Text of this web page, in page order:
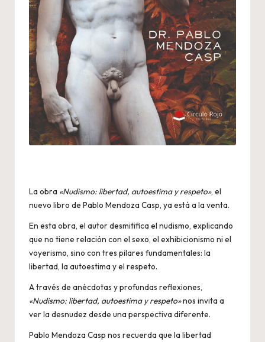
La obra «Nudismo: libertad, autoestima y respeto», el
nuevo libro de Pablo Mendoza Casp, ya está a la venta.
En esta obra, el autor desmitifica el nudismo, explicando
que no tiene relación con el sexo, el exhibicionismo ni el
voyerismo, sino con tres pilares fundamentales: la
libertad, la autoestima y el respeto.
A través de anécdotas y profundas reflexiones,
«Nudismo: libertad, autoestima y respeto»nos invita a
ver la desnudez desde una perspectiva diferente.
Pablo Mendoza Casp nos recuerda que la libertad